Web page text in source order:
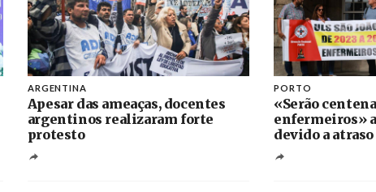
ARGENTINA
Apesar das ameaças, docentes
argentinos realizaram forte
protesto
PORTO
«Serão
enfermeiros»
devido a